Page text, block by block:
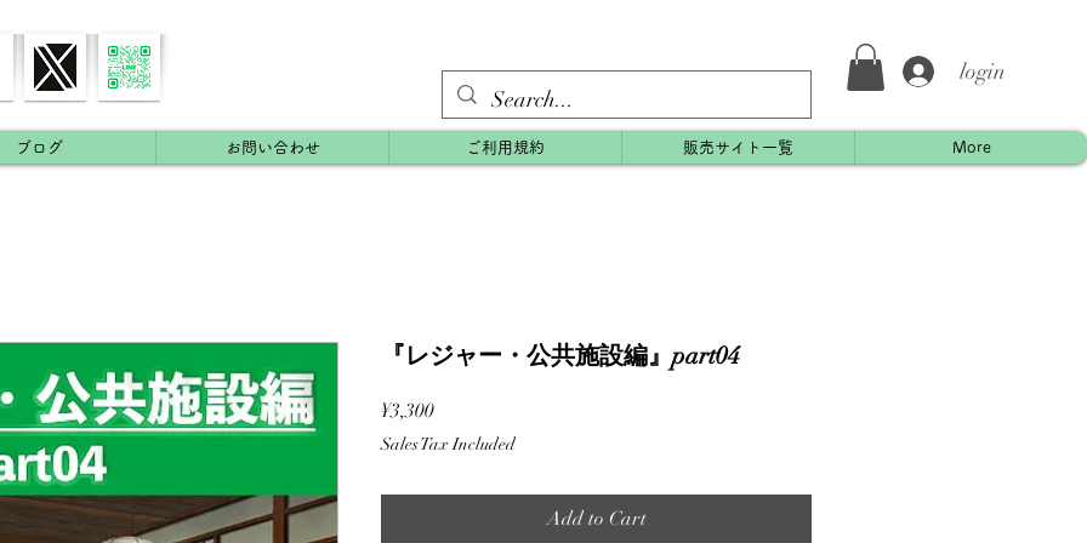
login
ブログ お問い合わせ ご利用規約 販売サイト一覧 More
『レジャー・公共施設編』part04
¥3,300Price
Sales Tax Included
Add to Cart